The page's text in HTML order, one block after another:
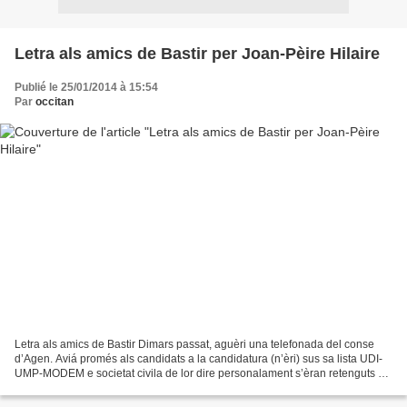
Letra als amics de Bastir per Joan-Pèire Hilaire
Publié le 25/01/2014 à 15:54
Par occitan
Letra als amics de Bastir Dimars passat, aguèri una telefonada del conse
d’Agen. Aviá promés als candidats a la candidatura (n’èri) sus sa lista UDI-
UMP-MODEM e societat civila de lor dire personalament s’èran retenguts o